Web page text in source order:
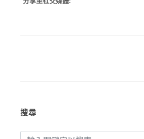
搜尋